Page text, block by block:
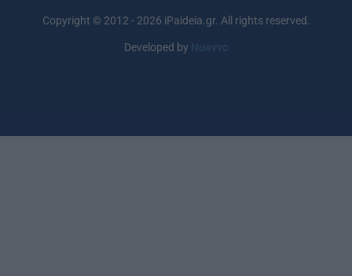
Copyright © 2012 - 2026 iPaideia.gr. All rights reserved.
Developed by